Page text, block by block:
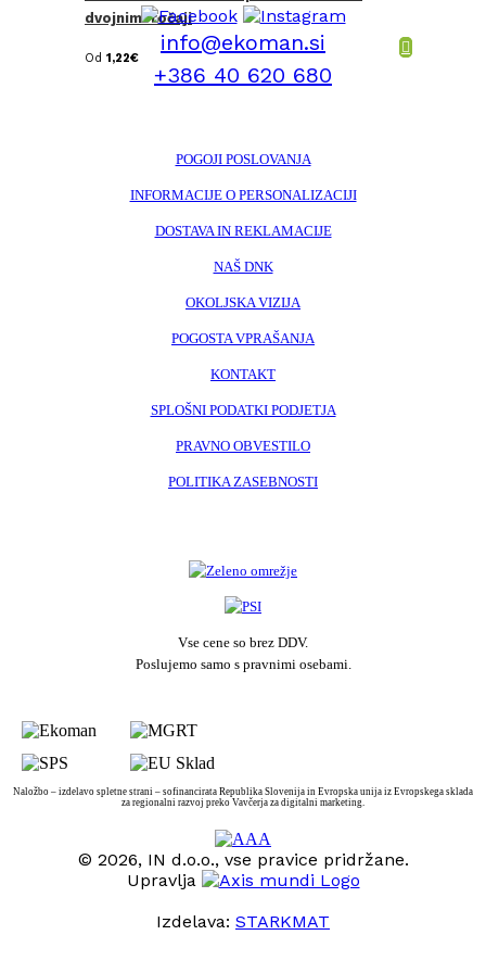
dvojnimi ročaji
Od 1,22€
info@ekoman.si
+386 40 620 680
POGOJI POSLOVANJA
INFORMACIJE O PERSONALIZACIJI
DOSTAVA IN REKLAMACIJE
NAŠ DNK
OKOLJSKA VIZIJA
POGOSTA VPRAŠANJA
KONTAKT
SPLOŠNI PODATKI PODJETJA
PRAVNO OBVESTILO
POLITIKA ZASEBNOSTI
Vse cene so brez DDV.
Poslujemo samo s pravnimi osebami.
Naložbo – izdelavo spletne strani – sofinancirata Republika Slovenija in Evropska unija iz Evropskega sklada
za regionalni razvoj preko Vavčerja za digitalni marketing.
© 2026, IN d.o.o., vse pravice pridržane.
Upravlja
Izdelava: STARKMAT